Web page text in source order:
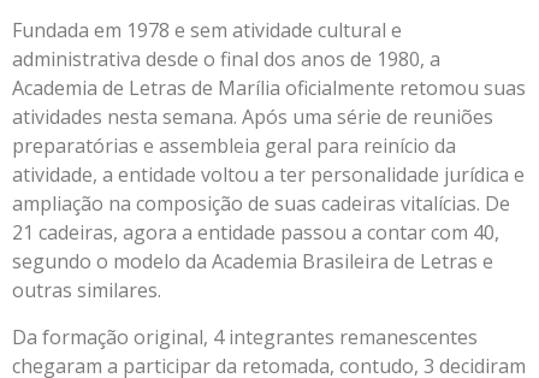
Fundada em 1978 e sem atividade cultural e
administrativa desde o final dos anos de 1980, a
Academia de Letras de Marília oficialmente retomou suas
atividades nesta semana. Após uma série de reuniões
preparatórias e assembleia geral para reinício da
atividade, a entidade voltou a ter personalidade jurídica e
ampliação na composição de suas cadeiras vitalícias. De
21 cadeiras, agora a entidade passou a contar com 40,
segundo o modelo da Academia Brasileira de Letras e
outras similares.
Da formação original, 4 integrantes remanescentes
chegaram a participar da retomada, contudo, 3 decidiram